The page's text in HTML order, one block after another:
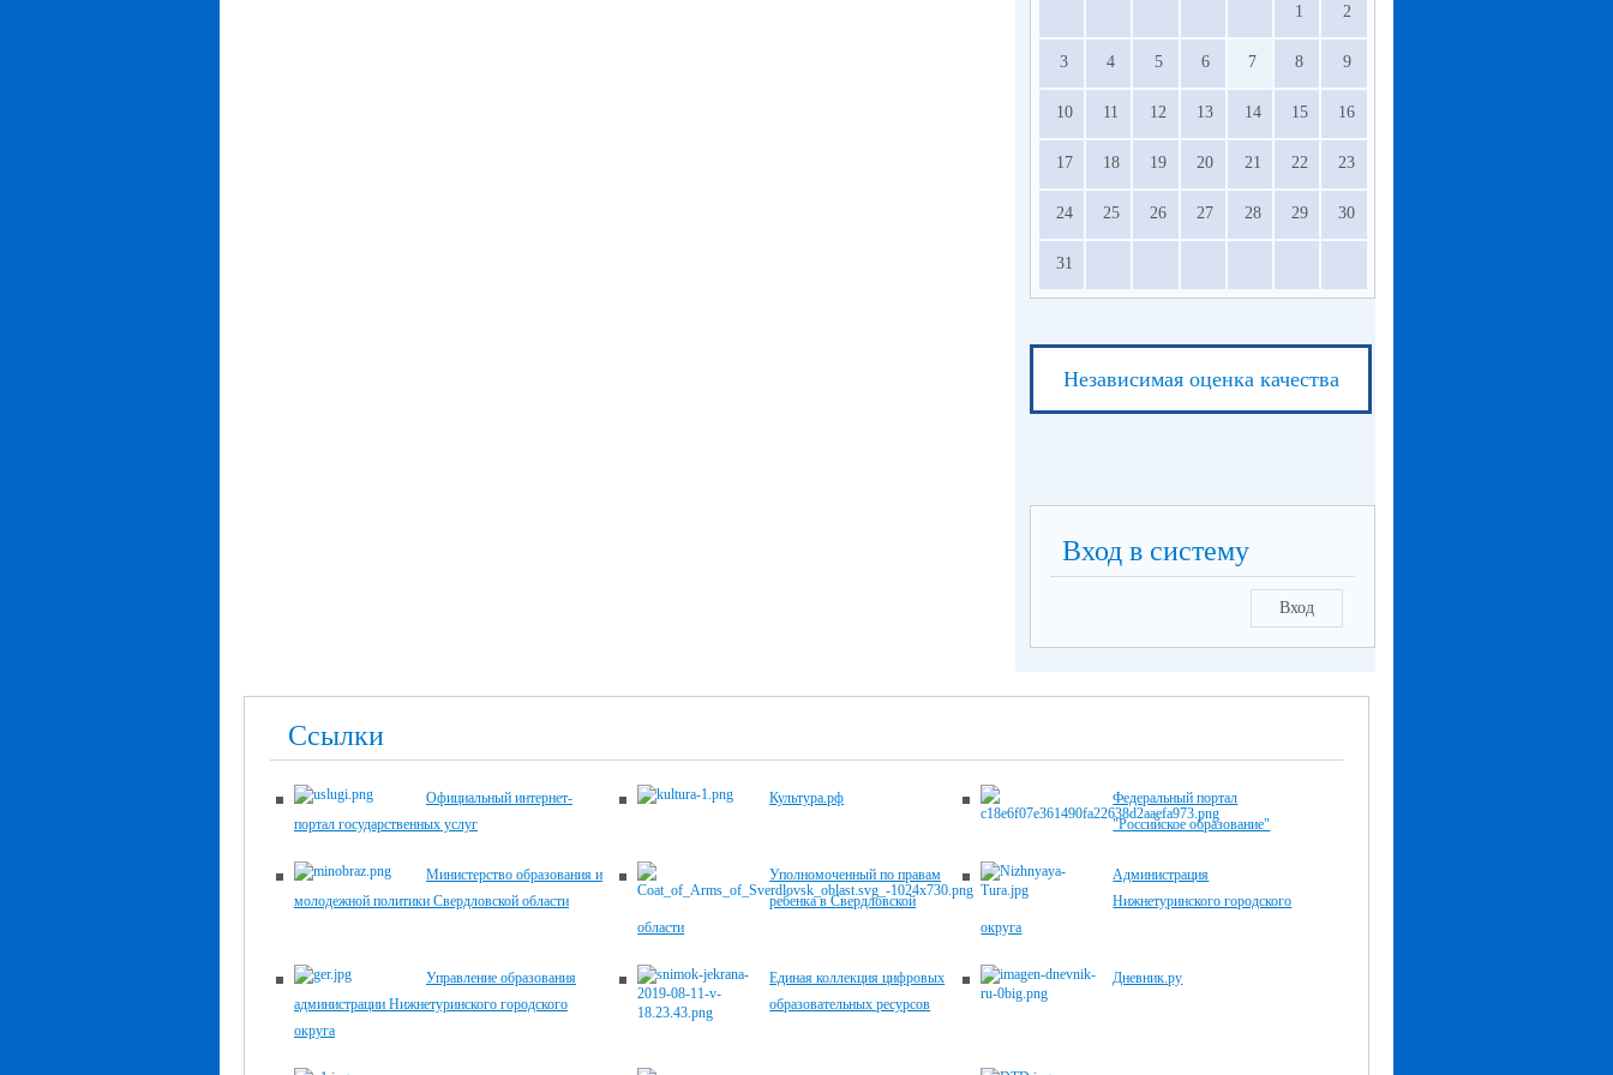
1 2
3 4 5 6 7 8 9
10 11 12 13 14 15 16
17 18 19 20 21 22 23
24 25 26 27 28 29 30
31
Независимая оценка качества
Вход в систему
Вход
Ссылки
Официальный интернет-
портал государственных услуг
Культура.рф
Федеральный портал
"Российское образование"
Министерство образования и
молодежной политики Свердловской области
Уполномоченный по правам
ребенка в Свердловской
области
Администрация
Нижнетуринского городского
округа
Управление образования
администрации Нижнетуринского городского
округа
Единая коллекция цифровых
образовательных ресурсов
Дневник.ру